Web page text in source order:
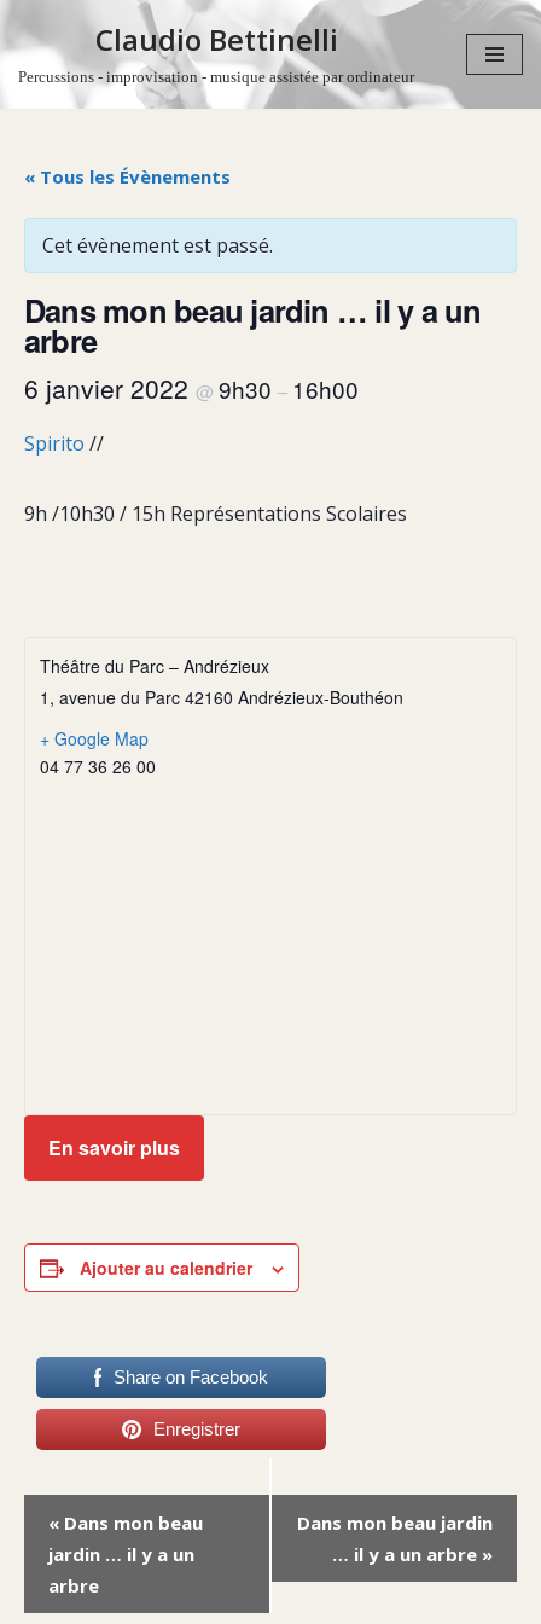
Aller
Claudio Bettinelli
Percussions - improvisation - musique assistée par ordinateur
« Tous les Évènements
Cet évènement est passé.
Dans mon beau jardin … il y a un
arbre
6 janvier 2022 @ 9h30 – 16h00
Spirito //
9h /10h30 / 15h Représentations Scolaires
Théâtre du Parc – Andrézieux
1, avenue du Parc 42160 Andrézieux-Bouthéon
+ Google Map
04 77 36 26 00
En savoir plus
Ajouter au calendrier
Share on Facebook
Enregistrer
Navigation
Évènement
« Dans mon beau
jardin … il y a un
arbre
Dans mon beau jardin
… il y a un arbre »